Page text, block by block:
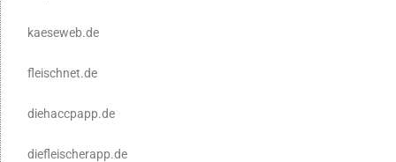
kaeseweb.de
fleischnet.de
diehaccpapp.de
diefleischerapp.de